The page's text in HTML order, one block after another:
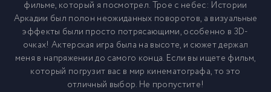
фильме, который я посмотрел. Трое с небес: Истории
Аркадии был полон неожиданных поворотов, а визуальные
эффекты были просто потрясающими, особенно в 3D-
очках! Актерская игра была на высоте, и сюжет держал
меня в напряжении до самого конца. Если вы ищете фильм,
который погрузит вас в мир кинематографа, то это
отличный выбор. Не пропустите!